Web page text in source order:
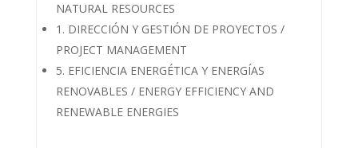
NATURAL RESOURCES
1. DIRECCIÓN Y GESTIÓN DE PROYECTOS /
PROJECT MANAGEMENT
5. EFICIENCIA ENERGÉTICA Y ENERGÍAS
RENOVABLES / ENERGY EFFICIENCY AND
RENEWABLE ENERGIES